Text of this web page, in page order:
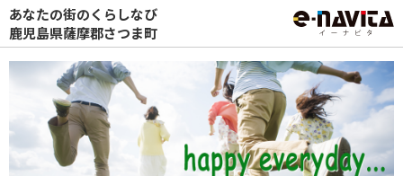
あなたの街のくらしなび
鹿児島県薩摩郡さつま町